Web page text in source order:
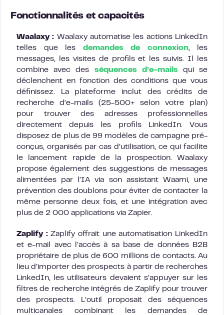
Fonctionnalités et capacités
Waalaxy : Waalaxy automatise les actions LinkedIn
telles que les demandes de connexion, les
messages, les visites de profils et les suivis. Il les
combine avec des séquences d’e-mailsqui se
déclenchent en fonction des conditions que vous
définissez. La plateforme inclut des crédits de
recherche d’e-mails (25-500+ selon votre plan)
pour trouver des adresses professionnelles
directement depuis les profils LinkedIn. Vous
disposez de plus de 99 modèles de campagne pré-
conçus, organisés par cas d’utilisation, ce qui facilite
le lancement rapide de la prospection. Waalaxy
propose également des suggestions de messages
alimentées par l’IA via son assistant Waami, une
prévention des doublons pour éviter de contacter la
même personne deux fois, et une intégration avec
plus de 2 000 applications via Zapier.
Zaplify :Zaplify offrait une automatisation LinkedIn
et e-mail avec l’accès à sa base de données B2B
propriétaire de plus de 600 millions de contacts. Au
lieu d’importer des prospects à partir de recherches
LinkedIn, les utilisateurs devaient s’appuyer sur les
filtres de recherche intégrés de Zaplify pour trouver
des prospects. L’outil proposait des séquences
multicanales combinant les demandes de